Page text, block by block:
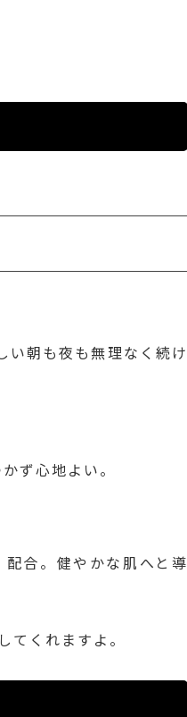
い朝も夜も無理なく続け
ず心地よい。
合。健やかな肌へと導
くれますよ。